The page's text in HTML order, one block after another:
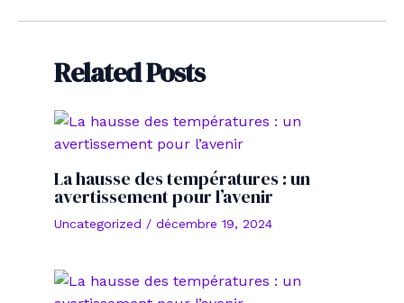
articles
Related Posts
La hausse des températures : un
avertissement pour l’avenir
Uncategorized / décembre 19, 2024